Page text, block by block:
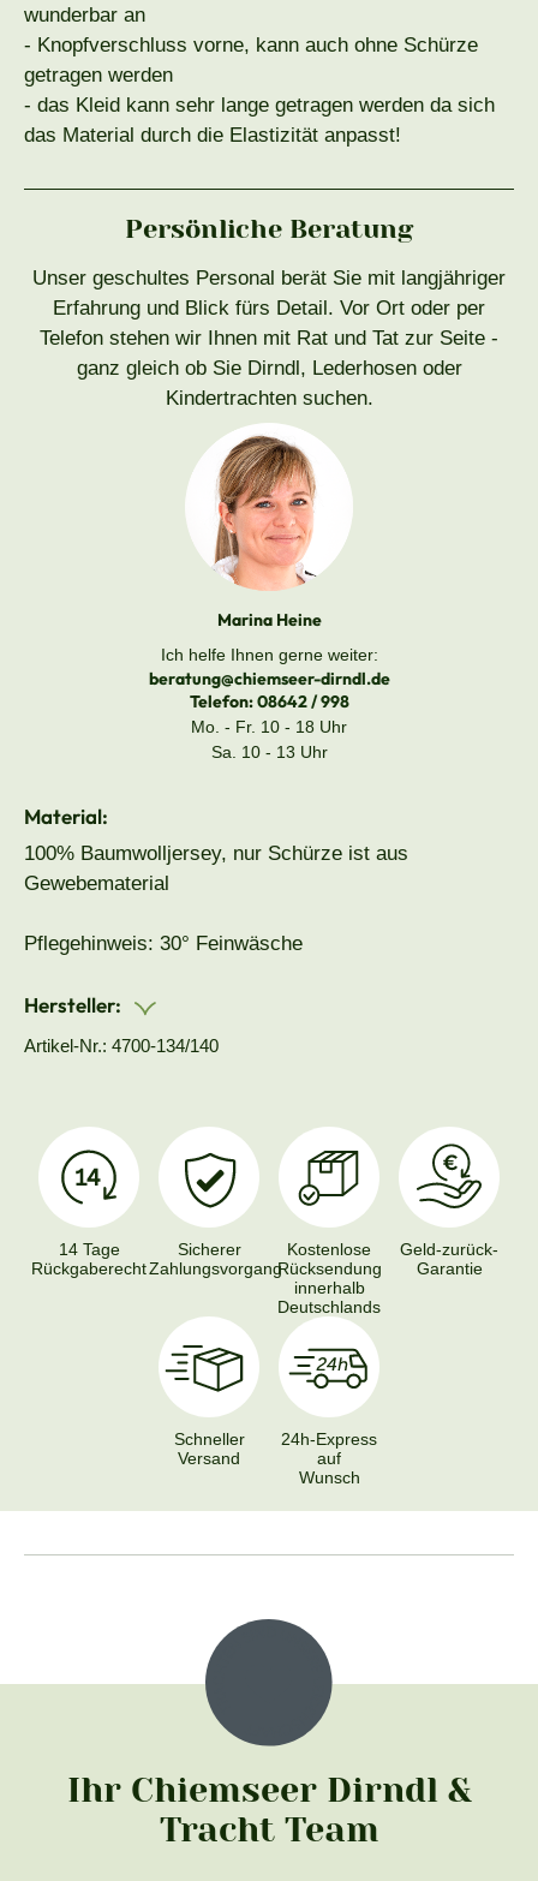
wunderbar an
- Knopfverschluss vorne, kann auch ohne Schürze
getragen werden
- das Kleid kann sehr lange getragen werden da sich
das Material durch die Elastizität anpasst!
Persönliche Beratung
Unser geschultes Personal berät Sie mit langjähriger
Erfahrung und Blick fürs Detail. Vor Ort oder per
Telefon stehen wir Ihnen mit Rat und Tat zur Seite -
ganz gleich ob Sie Dirndl, Lederhosen oder
Kindertrachten suchen.
Marina Heine
Ich helfe Ihnen gerne weiter:
beratung@chiemseer-dirndl.de
Telefon:08642 / 998
Mo. - Fr. 10 - 18 Uhr
Sa. 10 - 13 Uhr
Material:
100% Baumwolljersey, nur Schürze ist aus
Gewebematerial
Pflegehinweis: 30° Feinwäsche
Hersteller:
Artikel-Nr.: 4700-134/140
14 Tage
Rückgaberecht
Sicherer
Zahlungsvorgang
Kostenlose
Rücksendung
innerhalb
Deutschlands
Geld-zurück-
Garantie
Schneller
Versand
24h-Express
auf
Wunsch
Ihr Chiemseer Dirndl &
Tracht Team